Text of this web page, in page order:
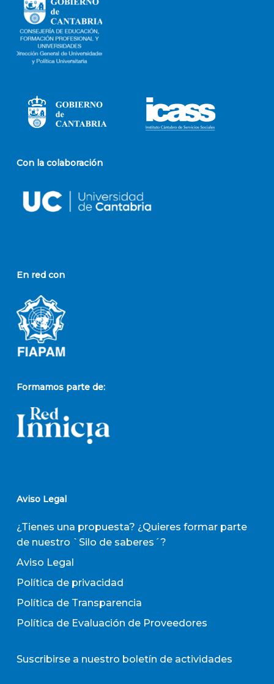
Con la colaboración
En red con
Formamos parte de:
Aviso Legal
¿Tienes una propuesta? ¿Quieres formar parte
de nuestro `Silo de saberes´?
Aviso Legal
Política de privacidad
Política de Transparencia
Política de Evaluación de Proveedores
Suscribirse a nuestro boletín de actividades